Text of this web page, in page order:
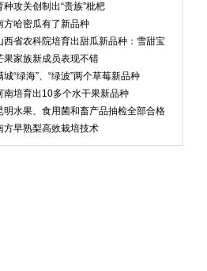
种攻关创制出“贵族”枇杷
方哈密瓜有了新品种
西省农科院培育出甜瓜新品种：雪甜宝
果家族新成员表现不错
城“绿海”、“绿波”两个草莓新品种
南培育出10多个水干果新品种
明水果、食用菌和畜产品抽检全部合格
方早熟梨高效栽培技术